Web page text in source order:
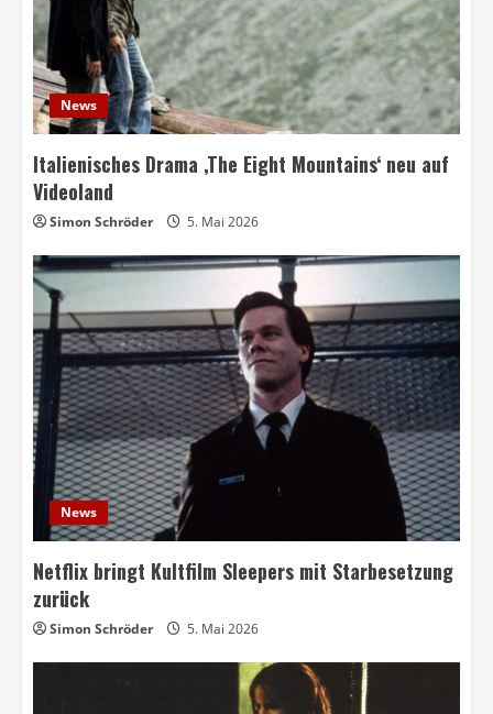
News
Italienisches Drama ‚The Eight Mountains‘ neu auf
Videoland
Simon Schröder 5. Mai 2026
News
Netflix bringt Kultfilm Sleepers mit Starbesetzung
zurück
Simon Schröder 5. Mai 2026